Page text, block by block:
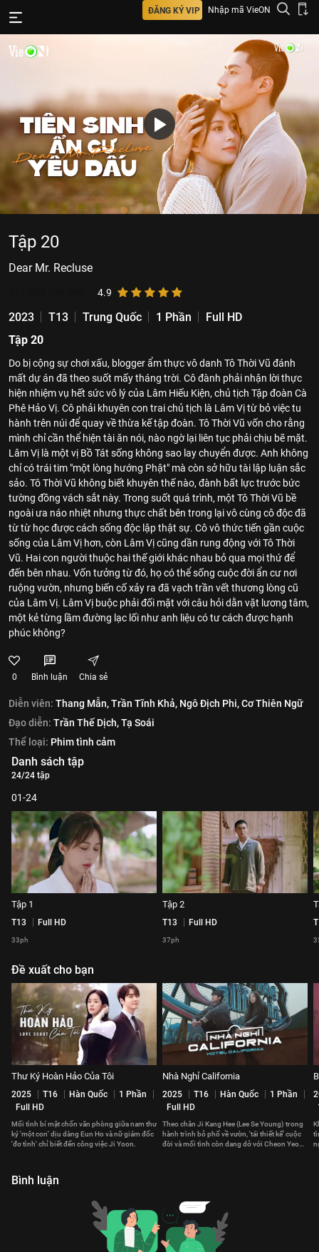
ĐĂNG KÝ VIP Nhập mã VieON
Tập 20
Dear Mr. Recluse
4.9
2023 T13 Trung Quốc 1 Phần
Full HD
Tập 20
Do bị cộng sự chơi xấu, blogger ẩm thực vô danh Tô Thời Vũ đánh
mất dự án đã theo suốt mấy tháng trời. Cô đành phải nhận lời thực
hiện nhiệm vụ hết sức vô lý của Lâm Hiếu Kiện, chủ tịch Tập đoàn Cà
Phê Hảo Vị. Cô phải khuyên con trai chủ tịch là Lâm Vị từ bỏ việc tu
hành trên núi để quay về thừa kế tập đoàn. Tô Thời Vũ vốn cho rằng
mình chỉ cần thể hiện tài ăn nói, nào ngờ lại liên tục phải chịu bẽ mặt.
Lâm Vị là một vị Bồ Tát sống không sao lay chuyển được. Anh không
chỉ có trái tim "một lòng hướng Phật" mà còn sở hữu tài lập luận sắc
sảo. Tô Thời Vũ không biết khuyên thế nào, đành bất lực trước bức
tường đồng vách sắt này. Trong suốt quá trình, một Tô Thời Vũ bề
ngoài ưa náo nhiệt nhưng thực chất bên trong lại vô cùng cô độc đã
từ từ học được cách sống độc lập thật sự. Cô vô thức tiến gần cuộc
sống của Lâm Vị hơn, còn Lâm Vị cũng dần rung động với Tô Thời
Vũ. Hai con người thuộc hai thế giới khác nhau bỏ qua mọi thứ để
đến bên nhau. Vốn tưởng từ đó, họ có thể sống cuộc đời ẩn cư nơi
ruộng vườn, nhưng biến cố xảy ra đã vạch trần vết thương lòng cũ
của Lâm Vị. Lâm Vị buộc phải đối mặt với câu hỏi dằn vặt lương tâm,
một kẻ từng lầm đường lạc lối như anh liệu có tư cách được hạnh
phúc không?
0 Bình luận Chia sẻ
Diễn viên: Thang Mẫn,Trần Tĩnh Khả, Ngô Địch Phi,Cơ Thiên Ngữ
Đạo diễn: Trần Thế Dịch,Tạ Soái
Thể loại: Phim tình cảm
Danh sách tập
24/24 tập
01-24
Tập 1
T13 Full HD
33ph
Tập 2
T13 Full HD
37ph
Đề xuất cho bạn
Thư Ký Hoàn Hảo Của Tôi
2025 T16 Hàn Quốc
1 Phần
Full HD
Mối tình bí mật chốn văn phòng giữa nam thư
ký 'một con' dịu dàng Eun Ho và nữ giám đốc
'đơ tình' chỉ biết đến công việc Ji Yoon.
Nhà Nghỉ California
2025 T16 Hàn Quốc
1 Phần
Full HD
Theo chân Ji Kang Hee (Lee Se Young) trong
hành trình bỏ phố về vườn, 'tái thiết kế' cuộc
đời và mối tình còn dang dở với Cheon Yeon
Bình luận